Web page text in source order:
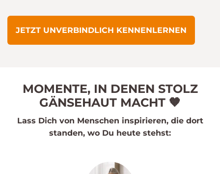
JETZT UNVERBINDLICH KENNENLERNEN
MOMENTE, IN DENEN STOLZ
GÄNSEHAUT MACHT 🧡
Lass Dich von Menschen inspirieren, die dort
standen, wo Du heute stehst: